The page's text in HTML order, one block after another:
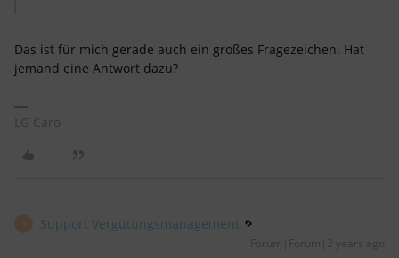
Das ist für mich gerade auch ein großes Fragezeichen. Hat
jemand eine Antwort dazu?
LG Caro
Support Vergütungsmanagement
Forum|Forum|2 years ago